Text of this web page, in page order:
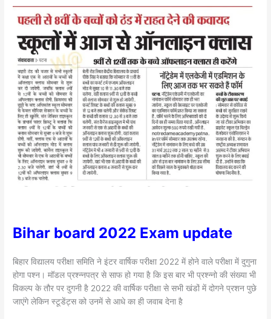
Bihar board 2022 Exam update
बिहार विद्यालय परीक्षा समिति ने इंटर वार्षिक परीक्षा 2022 में होने वाले परीक्षा में दुगुना
होगा पश्न। मॉडल प्रश्न्नपत्र से साफ हो गया है कि इस बार भी प्रश्न्नो की संख्या भी
विकल्प के तौर पर दुगनी है 2022 की वार्षिक परीक्षा से सभी खंडों में दोगने प्रशन पुछे
जाएंगे लेकिन स्टूडेंट्स को उनमें से आधे का ही जवाब देना है